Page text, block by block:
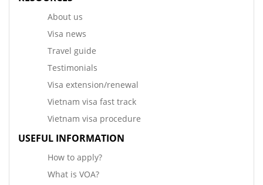
About us
Visa news
Travel guide
Testimonials
Visa extension/renewal
Vietnam visa fast track
Vietnam visa procedure
USEFUL INFORMATION
How to apply?
What is VOA?